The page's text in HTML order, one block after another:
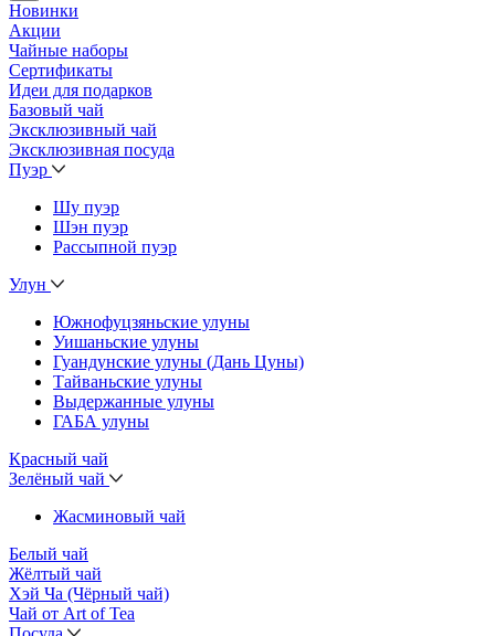
Новинки
Акции
Чайные наборы
Сертификаты
Идеи для подарков
Базовый чай
Эксклюзивный чай
Эксклюзивная посуда
Пуэр
Шу пуэр
Шэн пуэр
Рассыпной пуэр
Улун
Южнофуцзяньские улуны
Уишаньские улуны
Гуандунские улуны (Дань Цуны)
Тайваньские улуны
Выдержанные улуны
ГАБА улуны
Красный чай
Зелёный чай
Жасминовый чай
Белый чай
Жёлтый чай
Хэй Ча (Чёрный чай)
Чай от Art of Tea